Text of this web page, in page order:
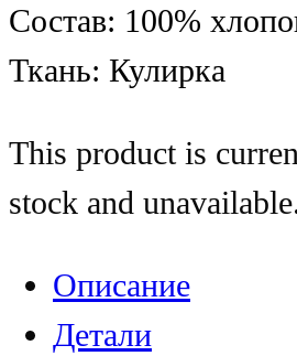
Состав: 100%
Ткань: Кулирка
This product is
stock and
Описание
Детали